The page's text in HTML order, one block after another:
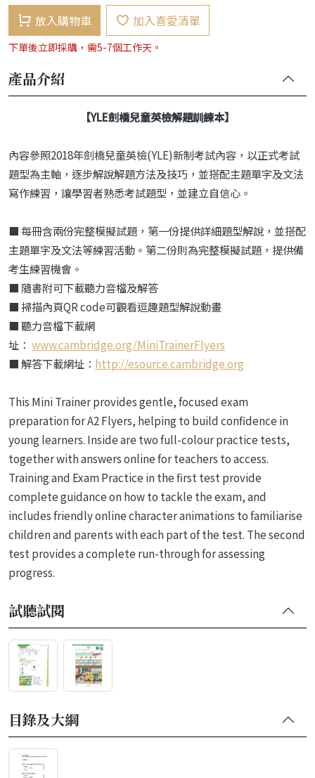
放入購物車 加入喜愛清單
下單後立即採購，需5-7個工作天。
產品介紹
【YLE劍橋兒童英檢解題訓練本】
內容參照2018年劍橋兒童英檢(YLE)新制考試內容，以正式考試
題型為主軸，逐步解說解題方法及技巧，並搭配主題單字及文法
寫作練習，讓學習者熟悉考試題型，並建立自信心。
■ 每冊含兩份完整模擬試題，第一份提供詳細題型解說，並搭配
主題單字及文法等練習活動。第二份則為完整模擬試題，提供備
考生練習機會。
■ 隨書附可下載聽力音檔及解答
■ 掃描內頁QR code可觀看逗趣題型解說動畫
■ 聽力音檔下載網
址： www.cambridge.org/MiniTrainerFlyers
■ 解答下載網址： http://esource.cambridge.org
This Mini Trainer provides gentle, focused exam
preparation for A2 Flyers, helping to build confidence in
young learners. Inside are two full-colour practice tests,
together with answers online for teachers to access.
Training and Exam Practice in the first test provide
complete guidance on how to tackle the exam, and
includes friendly online character animations to familiarise
children and parents with each part of the test. The second
test provides a complete run-through for assessing
progress.
試聽試閱
目錄及大綱